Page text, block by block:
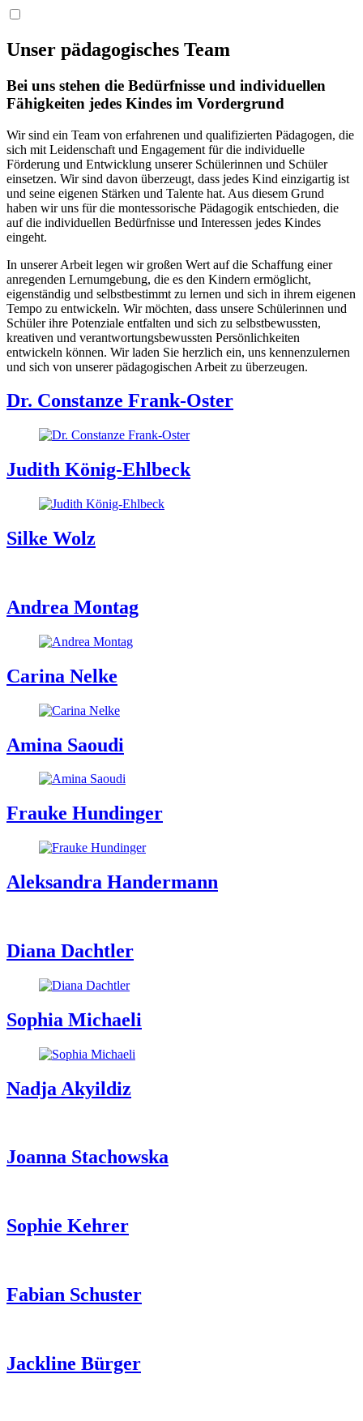
Unser pädagogisches Team
Bei uns stehen die Bedürfnisse und individuellen
Fähigkeiten jedes Kindes im Vordergrund
Wir sind ein Team von erfahrenen und qualifizierten Pädagogen, die
sich mit Leidenschaft und Engagement für die individuelle
Förderung und Entwicklung unserer Schülerinnen und Schüler
einsetzen. Wir sind davon überzeugt, dass jedes Kind einzigartig ist
und seine eigenen Stärken und Talente hat. Aus diesem Grund
haben wir uns für die montessorische Pädagogik entschieden, die
auf die individuellen Bedürfnisse und Interessen jedes Kindes
eingeht.
In unserer Arbeit legen wir großen Wert auf die Schaffung einer
anregenden Lernumgebung, die es den Kindern ermöglicht,
eigenständig und selbstbestimmt zu lernen und sich in ihrem eigenen
Tempo zu entwickeln. Wir möchten, dass unsere Schülerinnen und
Schüler ihre Potenziale entfalten und sich zu selbstbewussten,
kreativen und verantwortungsbewussten Persönlichkeiten
entwickeln können. Wir laden Sie herzlich ein, uns kennenzulernen
und sich von unserer pädagogischen Arbeit zu überzeugen.
Dr. Constanze Frank-Oster
Judith König-Ehlbeck
Silke Wolz
Andrea Montag
Carina Nelke
Amina Saoudi
Frauke Hundinger
Aleksandra Handermann
Diana Dachtler
Sophia Michaeli
Nadja Akyildiz
Joanna Stachowska
Sophie Kehrer
Fabian Schuster
Jackline Bürger